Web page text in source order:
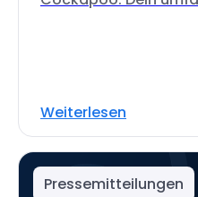
Weiterlesen
Pressemitteilungen